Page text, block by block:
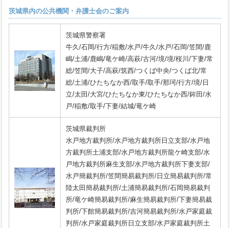
茨城県内の公共機関・弁護士会のご案内
茨城県警察署
牛久/石岡/行方/稲敷/水戸/牛久/水戸/石岡/笠間/鹿
嶋/土浦/鹿嶋/竜ケ崎/高萩/古河/境/境/桜川/下妻/常
総/笠間/大子/高萩/筑西/つくば中央/つくば北/常
総/土浦/ひたちなか西/取手/取手/那珂/行方/境/日
立/太田/大宮/ひたちなか東/ひたちなか西/鉾田/水
戸/稲敷/取手/下妻/結城/竜ケ崎
茨城県裁判所
水戸地方裁判所/水戸地方裁判所日立支部/水戸地
方裁判所土浦支部/水戸地方裁判所龍ケ崎支部/水
戸地方裁判所麻生支部/水戸地方裁判所下妻支部/
水戸簡裁判所/笠間簡易裁判所/日立簡易裁判所/常
陸太田簡易裁判所/土浦簡易裁判所/石岡簡易裁判
所/竜ケ崎簡易裁判所/麻生簡易裁判所/下妻簡易裁
判所/下館簡易裁判所/吉河簡易裁判所/水戸家庭裁
判所/水戸家庭裁判所日立支部/水戸家庭裁判所土